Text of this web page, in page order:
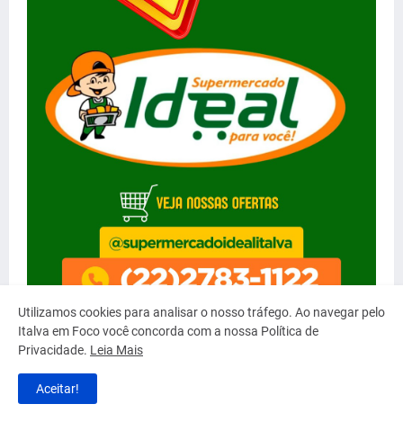
Utilizamos cookies para analisar o nosso tráfego. Ao navegar pelo
Italva em Foco você concorda com a nossa Política de
Privacidade. Leia Mais
Aceitar!